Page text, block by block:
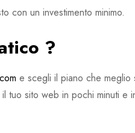
con un investimento minimo.
?
e scegli il piano che meglio
tuo sito web in pochi minuti e